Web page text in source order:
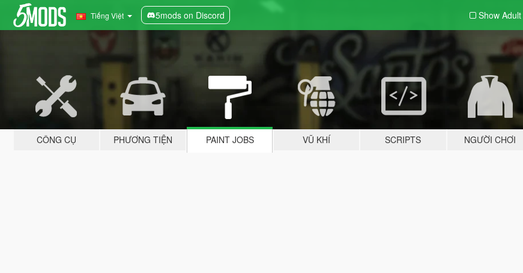
Tiếng Việt 5mods on Discord Show Adult
CÔNG CỤ PHƯƠNG TIỆN PAINT JOBS VŨ KHÍ SCRIPTS NGƯỜI CHƠI